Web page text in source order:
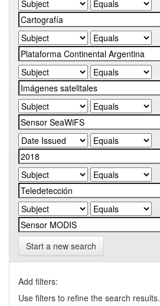
Start a new search
Add filters:
Use filters to refine the search results.